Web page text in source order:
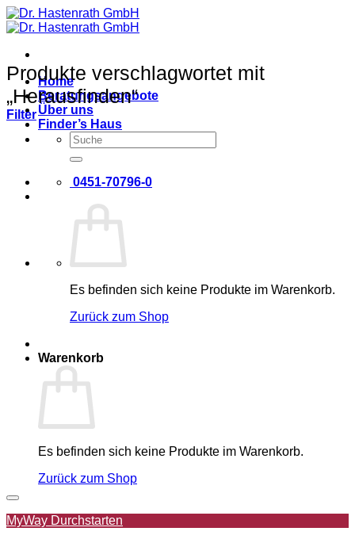
Zum
Inhalt
Home
Beratungsangebote
Über uns
Finder’s Haus
Suche
nach:
0451-70796-0
Es befinden sich keine Produkte im Warenkorb.
Zurück zum Shop
Warenkorb
Es befinden sich keine Produkte im Warenkorb.
Zurück zum Shop
Produkte verschlagwortet mit
„Herausfinden“
Filter
MyWay Durchstarten